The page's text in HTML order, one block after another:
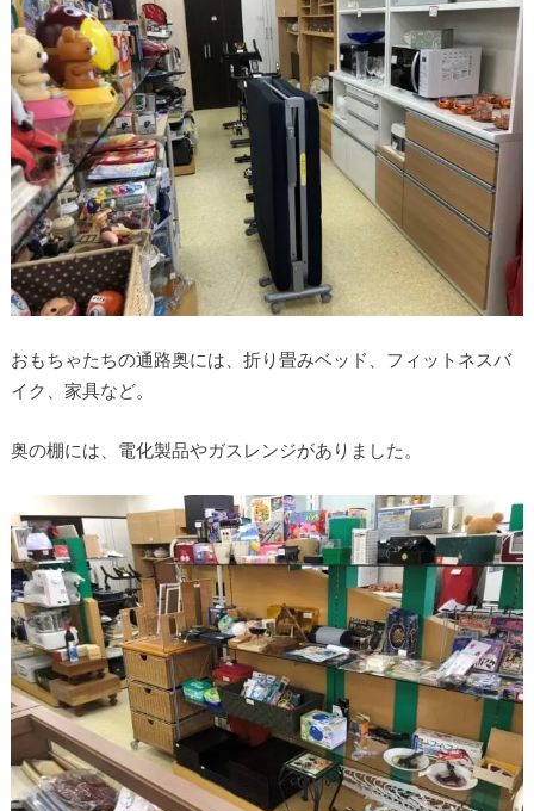
おもちゃたちの通路奥には、折り畳みベッド、フィットネスバ
イク、家具など。
奥の棚には、電化製品やガスレンジがありました。